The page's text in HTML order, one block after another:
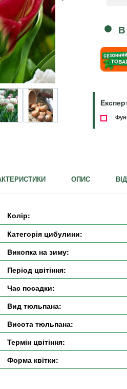
В
ОПИС
Колір:
Категорія цибулини:
Викопка на зиму:
Період цвітіння:
Час посадки:
Вид тюльпана:
Висота тюльпана:
Термін цвітіння:
Форма квітки: